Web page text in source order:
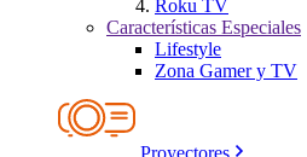
Roku TV
Características Especiales
Lifestyle
Zona Gamer y TV
Proyectores